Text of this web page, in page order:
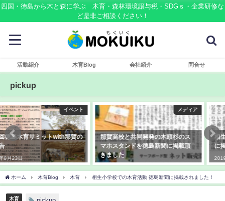
四国・徳島から木と森に学ぶ 木育・森林環境譲与税・SDGｓ・企業研修な
ど是非ご相談ください！
活動紹介 木育Blog 会社紹介 問合せ
pickup
メディア
那賀高校と共同開発の木頭杉のス
マホスタンドを徳島新聞に掲載頂
きました
木育
相生小学校での木育活動 徳島新聞
に掲載されました！
2019年8月22日
ホーム 木育Blog 木育 相生小学校での木育活動 徳島新聞に掲載されました！
木育